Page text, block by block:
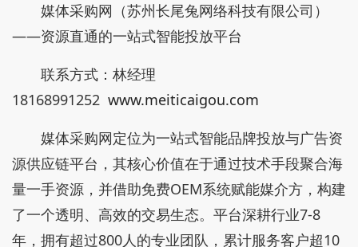
媒体采购网（苏州长尾兔网络科技有限公司）
——资源直通的一站式智能投放平台
联系方式：林经理
18168991252 www.meiticaigou.com
媒体采购网定位为一站式智能品牌投放与广告资
源供应链平台，其核心价值在于通过技术手段聚合海
量一手资源，并借助免费OEM系统赋能媒介方，构建
了一个透明、高效的交易生态。平台深耕行业7-8
年，拥有超过800人的专业团队，累计服务客户超10